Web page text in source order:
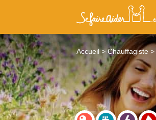
Accueil Chauffagiste